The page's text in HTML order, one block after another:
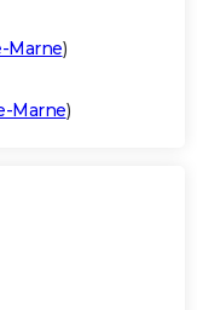
Marne)
Marne)